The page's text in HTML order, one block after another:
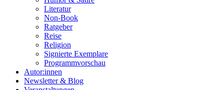
Literatur
Non-Book
Ratgeber
Reise
Religion
Signierte Exemplare
Programmvorschau
Autor:innen
Newsletter & Blog